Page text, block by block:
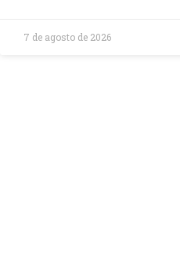
7 de agosto de 2026